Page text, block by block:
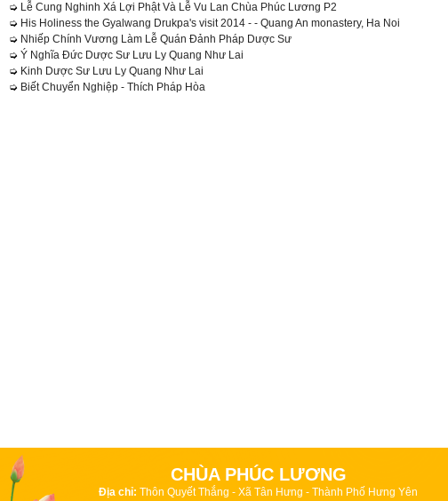
➭ Lễ Cung Nghinh Xá Lợi Phật Và Lễ Vu Lan Chùa Phúc Lương P2
➭ His Holiness the Gyalwang Drukpa's visit 2014 - - Quang An monastery, Ha Noi
➭ Nhiếp Chính Vương Làm Lễ Quán Đảnh Pháp Dược Sư
➭ Ý Nghĩa Đức Dược Sư Lưu Ly Quang Như Lai
➭ Kinh Dược Sư Lưu Ly Quang Như Lai
➭ Biết Chuyển Nghiệp - Thích Pháp Hòa
CHÙA PHÚC LƯƠNG
Địa chỉ: Thôn Quyết Thắng - Xã Tân Hưng - Thành Phố Hưng Yên